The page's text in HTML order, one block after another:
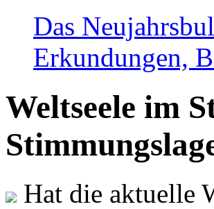
Das
Erkundungen,
Weltseele im
Hat die aktuelle